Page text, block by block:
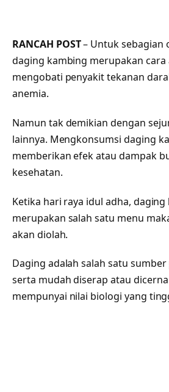
RANCAH POST– Untuk sebagian
daging kambing merupakan
mengobati penyakit tekanan
anemia.
Namun tak demikian dengan
lainnya. Mengkonsumsi daging
memberikan efek atau dampak
kesehatan.
Ketika hari raya idul adha,
merupakan salah satu menu
akan diolah.
Daging adalah salah satu
serta mudah diserap atau
mempunyai nilai biologi yang